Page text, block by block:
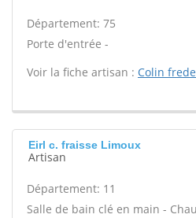
Département: 75
Porte d'entrée -
Voir la fiche artisan : Colin
Eirl c. fraisse Limoux
Artisan
Département: 11
Salle de bain clé en main -